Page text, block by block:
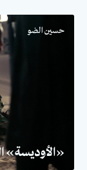
حسين الضو
«الأوديسة»